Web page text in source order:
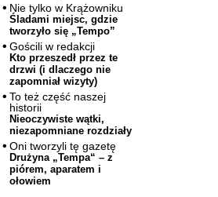
Nie tylko w Krążowniku
Śladami miejsc, gdzie
tworzyło się „Tempo”
Gościli w redakcji
Kto przeszedł przez te
drzwi (i dlaczego nie
zapomniał wizyty)
To też część naszej
historii
Nieoczywiste wątki,
niezapomniane rozdziały
Oni tworzyli tę gazetę
Drużyna „Tempa“ – z
piórem, aparatem i
ołowiem